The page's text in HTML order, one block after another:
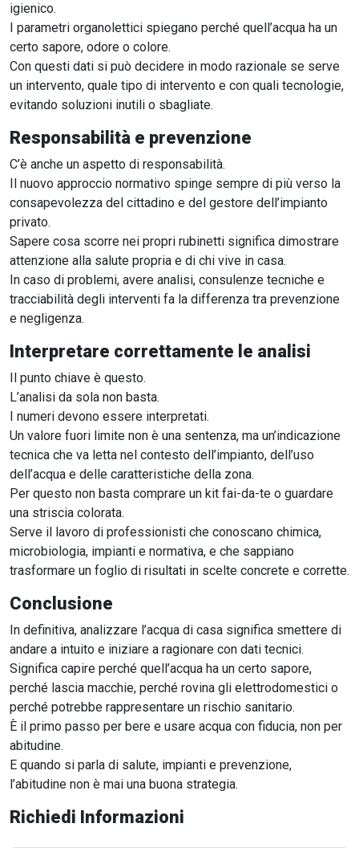
igienico.
I parametri organolettici spiegano perché quell’acqua ha un
certo sapore, odore o colore.
Con questi dati si può decidere in modo razionale se serve
un intervento, quale tipo di intervento e con quali tecnologie,
evitando soluzioni inutili o sbagliate.
Responsabilità e prevenzione
C’è anche un aspetto di responsabilità.
Il nuovo approccio normativo spinge sempre di più verso la
consapevolezza del cittadino e del gestore dell’impianto
privato.
Sapere cosa scorre nei propri rubinetti significa dimostrare
attenzione alla salute propria e di chi vive in casa.
In caso di problemi, avere analisi, consulenze tecniche e
tracciabilità degli interventi fa la differenza tra prevenzione
e negligenza.
Interpretare correttamente le analisi
Il punto chiave è questo.
L’analisi da sola non basta.
I numeri devono essere interpretati.
Un valore fuori limite non è una sentenza, ma un’indicazione
tecnica che va letta nel contesto dell’impianto, dell’uso
dell’acqua e delle caratteristiche della zona.
Per questo non basta comprare un kit fai-da-te o guardare
una striscia colorata.
Serve il lavoro di professionisti che conoscano chimica,
microbiologia, impianti e normativa, e che sappiano
trasformare un foglio di risultati in scelte concrete e corrette.
Conclusione
In definitiva, analizzare l’acqua di casa significa smettere di
andare a intuito e iniziare a ragionare con dati tecnici.
Significa capire perché quell’acqua ha un certo sapore,
perché lascia macchie, perché rovina gli elettrodomestici o
perché potrebbe rappresentare un rischio sanitario.
È il primo passo per bere e usare acqua con fiducia, non per
abitudine.
E quando si parla di salute, impianti e prevenzione,
l’abitudine non è mai una buona strategia.
Richiedi Informazioni